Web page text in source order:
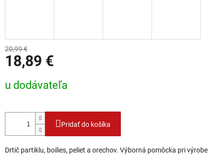
20,99 €
18,89 €
u dodávateľa
Pridať do košíka
Drtič partiklu, boilies, peliet a orechov. Výborná pomôcka pri výrobe